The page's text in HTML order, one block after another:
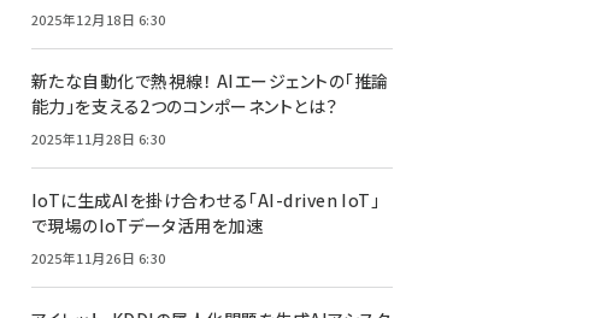
2025年12月18日 6:30
新たな自動化で熱視線！ AIエージェントの「推論
能力」を支える2つのコンポーネントとは？
2025年11月28日 6:30
IoTに生成AIを掛け合わせる「AI-driven IoT」
で現場のIoTデータ活用を加速
2025年11月26日 6:30